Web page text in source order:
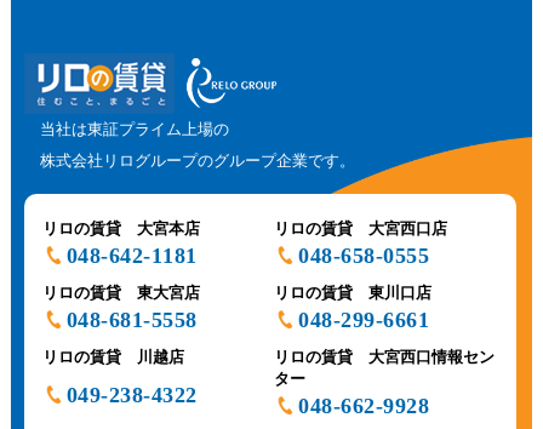
当社は東証プライム上場の
株式会社リログループのグループ企業です。
リロの賃貸 大宮本店
048-642-1181
リロの賃貸 大宮西口店
048-658-0555
リロの賃貸 東大宮店
048-681-5558
リロの賃貸 東川口店
048-299-6661
リロの賃貸 川越店
049-238-4322
リロの賃貸 大宮西口情報セン
ター
048-662-9928